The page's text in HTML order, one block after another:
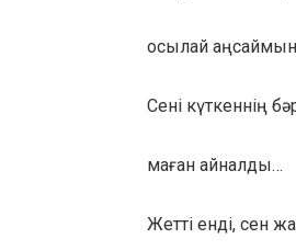
осылай
Сені күткеннің
маған айналды…
Жетті енді, сен